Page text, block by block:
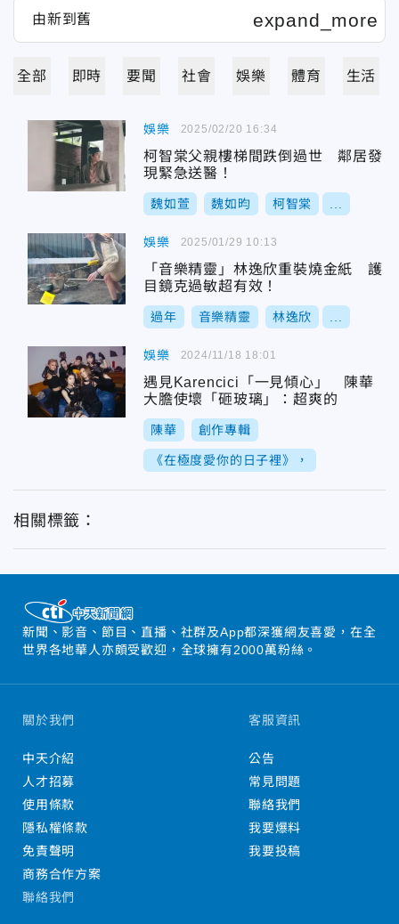
全部 即時 要聞 社會 娛樂 體育 生活
娛樂
柯智棠父親樓梯間跌倒過世 鄰居發
現緊急送醫！
魏如萱 魏如昀 柯智棠
2025/02/20 16:34
娛樂
「音樂精靈」林逸欣重裝燒金紙 護
目鏡克過敏超有效！
過年 音樂精靈 林逸欣
2025/01/29 10:13
娛樂
遇見Karencici「一見傾心」 陳華
大膽使壞「砸玻璃」：超爽的
陳華 創作專輯
《在極度愛你的日子裡》，
2024/11/18 18:01
相關標籤：
新聞、影音、節目、直播、社群及App都深獲網友喜愛，在全
世界各地華人亦頗受歡迎，全球擁有2000萬粉絲。
關於我們
中天介紹
人才招募
使用條款
隱私權條款
免責聲明
商務合作方案
客服資訊
公告
常見問題
聯絡我們
我要爆料
我要投稿
聯絡我們